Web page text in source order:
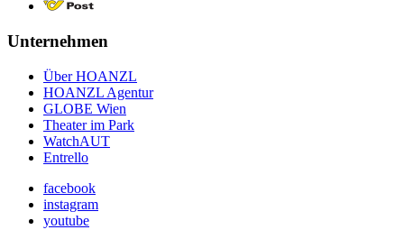
Unternehmen
Über HOANZL
HOANZL Agentur
GLOBE Wien
Theater im Park
WatchAUT
Entrello
facebook
instagram
youtube